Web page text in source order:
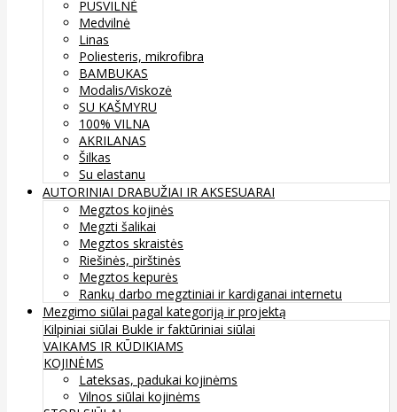
PUSVILNĖ
Medvilnė
Linas
Poliesteris, mikrofibra
BAMBUKAS
Modalis/Viskozė
SU KAŠMYRU
100% VILNA
AKRILANAS
Šilkas
Su elastanu
AUTORINIAI DRABUŽIAI IR AKSESUARAI
Megztos kojinės
Megzti šalikai
Megztos skraistės
Riešinės, pirštinės
Megztos kepurės
Rankų darbo megztiniai ir kardiganai internetu
Mezgimo siūlai pagal kategoriją ir projektą
Kilpiniai siūlai Bukle ir faktūriniai siūlai
VAIKAMS IR KŪDIKIAMS
KOJINĖMS
Lateksas, padukai kojinėms
Vilnos siūlai kojinėms